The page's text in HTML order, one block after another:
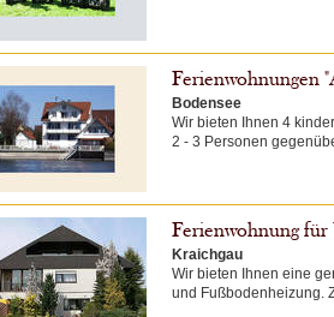
Ferienwohnungen
Bodensee
Wir bieten Ihnen 4
2 - 3 Personen
Ferienwohnung
Kraichgau
Wir bieten Ihnen eine
und Fußbodenheizung.